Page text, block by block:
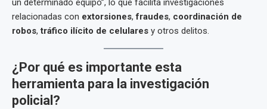
un determinado equipo”, lo que facilita investigaciones
relacionadas con extorsiones,fraudes, coordinación de
robos,tráfico ilícito de celulares y otros delitos.
¿Por qué es importante esta
herramienta para la investigación
policial?